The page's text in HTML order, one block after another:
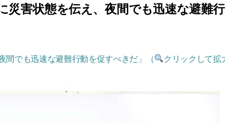
害状態を伝え、夜間でも迅速な避難
間でも迅速な避難行動を促すべきだ」（ クリックして拡